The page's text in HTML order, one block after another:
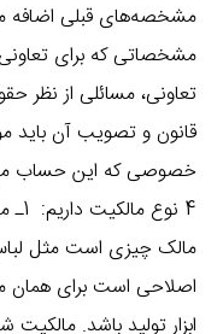
مشخصه‌های قبلی اضافه
مشخصاتی که برای
تعاونی، مسائلی از نظر
قانون و تصویب آن باید
4
اصلاحی است برای
ابزار تولید باشد.